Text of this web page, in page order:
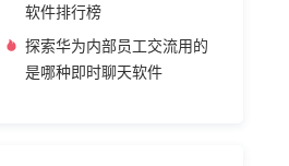
软件排行榜
探索华为内部员工交流用的
是哪种即时聊天软件